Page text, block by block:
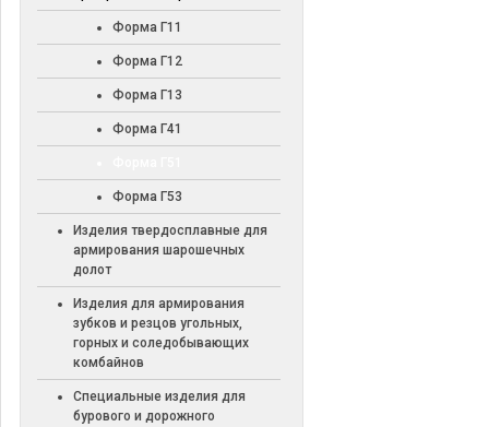
Форма Г11
Форма Г12
Форма Г13
Форма Г41
Форма Г53
Изделия твердосплавные для
армирования шарошечных
долот
Изделия для армирования
зубков и резцов угольных,
горных и соледобывающих
комбайнов
Специальные изделия для
бурового и дорожного